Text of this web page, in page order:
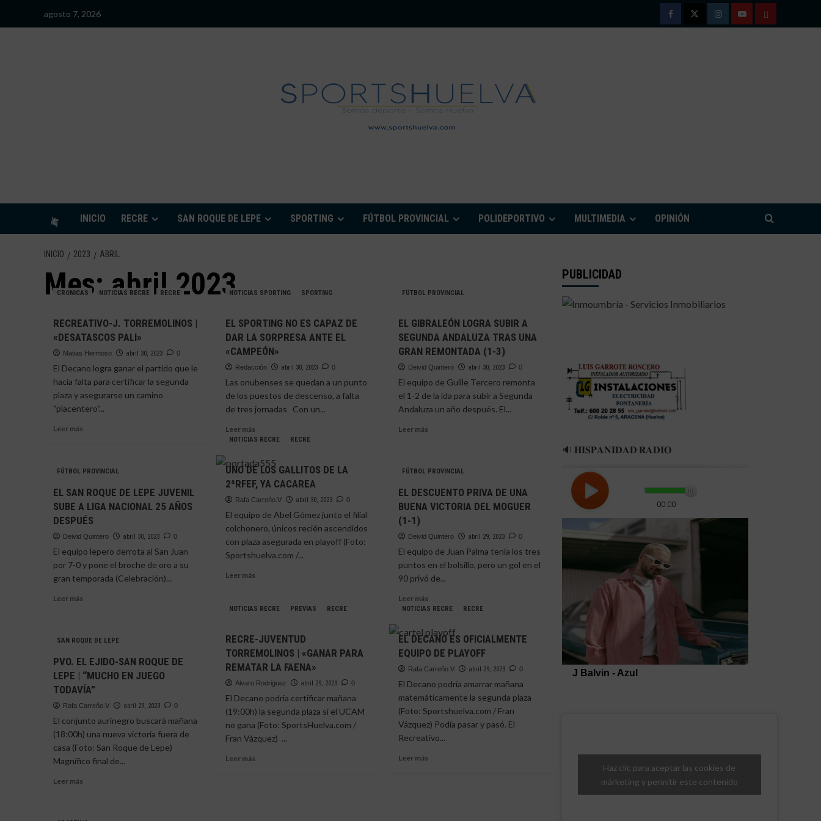
agosto 7, 2026
FacebookTwitterInstagramYoutubeTÉRMINOS
INICIO RECRE SAN ROQUE DE LEPE SPORTING FÚTBOL PROVINCIAL POLIDEPORTIVO MULTIMEDIA OPINIÓN
INICIO 2023 ABRIL
Mes:abril 2023
CRONICAS NOTICIAS RECRE RECRE
RECREATIVO-J. TORREMOLINOS |
«DESATASCOS PALI»
Matias Hermoso abril 30, 2023 0
El Decano logra ganar el partido que le
hacía falta para certificar la segunda
plaza y asegurarse un camino
"placentero"...
Leer más
J.
|
«DESATASCOS
PALI»
NOTICIAS SPORTING SPORTING
EL SPORTING NO ES CAPAZ DE
DAR LA SORPRESA ANTE EL
«CAMPEÓN»
Redacción abril 30, 2023 0
Las onubenses se quedan a un punto
de los puestos de descenso, a falta
de tres jornadas Con un...
Leer más
más
EL
SPORTING
NO
ES
DE
DAR
LA
SORPRESA
FÚTBOL PROVINCIAL
EL GIBRALEÓN LOGRA SUBIR A
SEGUNDA ANDALUZA TRAS UNA
GRAN REMONTADA (1-3)
Deivid Quintero abril 30, 2023 0
El equipo de Guille Tercero remonta
el 1-2 de la ida para subir a Segunda
Andaluza un año después. El...
Leer másLeer
GIBRALEÓN
SUBIR
A
ANDALUZA
UNA
GRAN
REMONTADA
3)
FÚTBOL PROVINCIAL
EL SAN ROQUE DE LEPE JUVENIL
SUBE A LIGA NACIONAL 25 AÑOS
DESPUÉS
Deivid Quintero abril 30, 2023 0
El equipo lepero derrota al San Juan
por 7-0 y pone el broche de oro a su
gran temporada (Celebración)...
Leer más
SAN
DE
LEPE
JUVENIL
SUBE
LIGA
NACIONAL
25
AÑOS
NOTICIAS RECRE RECRE
UNO DE LOS GALLITOS DE LA
2ªRFEF, YA CACAREA
Rafa Carreño.V abril 30, 2023 0
El equipo de Abel Gómez junto el filial
colchonero, únicos recién ascendidos
con plaza asegurada en playoff (Foto:
Sportshuelva.com /...
Leer más
UNO
GALLITOS
DE
LA
CACAREA
FÚTBOL PROVINCIAL
EL DESCUENTO PRIVA DE UNA
BUENA VICTORIA DEL MOGUER
(1-1)
Deivid Quintero abril 29, 2023 0
El equipo de Juan Palma tenía los tres
puntos en el bolsillo, pero un gol en el
90 privó de...
Leer másLeer
más
EL
DESCUENTO
PRIVA
DE
BUENA
VICTORIA
DEL
MOGUER
(1-
SAN ROQUE DE LEPE
PVO. EL EJIDO-SAN ROQUE DE
LEPE | “MUCHO EN JUEGO
TODAVÍA”
Rafa Carreño.V abril 29, 2023 0
El conjunto aurinegro buscará mañana
(18:00h) una nueva victoria fuera de
casa (Foto: San Roque de Lepe)
Magnífico final de...
Leer más
NOTICIAS RECRE PREVIAS RECRE
RECRE-JUVENTUD
TORREMOLINOS | «GANAR PARA
REMATAR LA FAENA»
Alvaro Rodriguez abril 29, 2023 0
El Decano podría certificar mañana
(19:00h) la segunda plaza si el UCAM
no gana (Foto: SportsHuelva.com /
Fran Vázquez) ...
Leer más
NOTICIAS RECRE RECRE
EL DECANO ES OFICIALMENTE
EQUIPO DE PLAYOFF
Rafa Carreño.V abril 29, 2023 0
El Decano podría amarrar mañana
matemáticamente la segunda plaza
(Foto: Sportshuelva.com / Fran
Vázquez) Podía pasar y pasó. El
Recreativo...
Leer másLeer
PUBLICIDAD
🔉 𝐇𝐈𝐒𝐏𝐀𝐍𝐈𝐃𝐀𝐃 𝐑𝐀𝐃𝐈𝐎
Haz clic para aceptar las cookies de
márketing y permitir este contenido